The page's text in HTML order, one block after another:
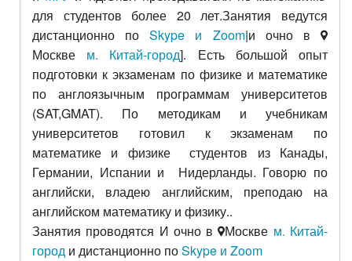
для студентов более 20 лет.Занятия ведутся
дистанционно поSkype и Zoom|и очно в
Москве м. Китай-город]. Есть большой опыт
подготовки к экзаменам по физике и математике
по англоязычным программам университетов
(SAT,GMAT). По методикам и учебникам
университетов готовил к экзаменам по
математике и физике студентов из Канады,
Германии, Испании и Нидерланды. Говорю по
английски, владею английским, преподаю на
английском математику и физику..
Занятия проводятся И очно в
Москве м. Китай-
город и дистанционно поSkype и Zoom